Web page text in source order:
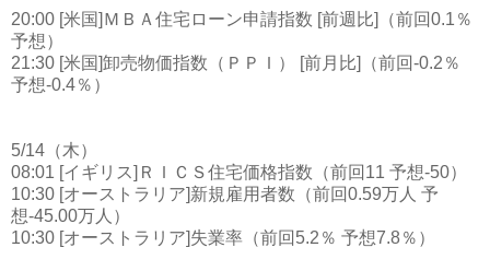
20:00 [米国]ＭＢＡ住宅ローン申請指数 [前週比]（前回0.1％
予想）
21:30 [米国]卸売物価指数（ＰＰＩ） [前月比]（前回-0.2％
予想-0.4％）
5/14（木）
08:01 [イギリス]ＲＩＣＳ住宅価格指数（前回11 予想-50）
10:30 [オーストラリア]新規雇用者数（前回0.59万人 予
想-45.00万人）
10:30 [オーストラリア]失業率（前回5.2％ 予想7.8％）